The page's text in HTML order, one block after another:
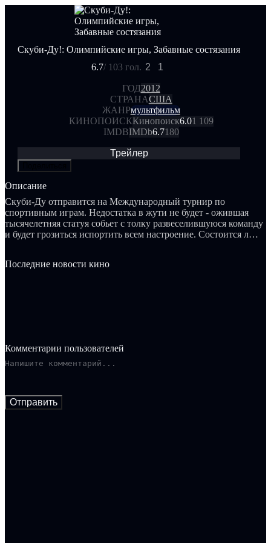
Скуби-Ду!: Олимпийские игры, Забавные состязания
6.7/ 103 гол. 2 1
ГОД2012
СТРАНАСША
ЖАНРмультфильм
КИНОПОИСККинопоиск6.01 109
IMDBIMDb6.7180
Трейлер
Описание
Скуби-Ду отправится на Международный турнир по
спортивным играм. Недостатка в жути не будет - ожившая
тысячелетняя статуя собьет с толку развеселившуюся команду
и будет грозиться испортить всем настроение. Состоится ли
Последние новости кино
Комментарии пользователей
Отправить